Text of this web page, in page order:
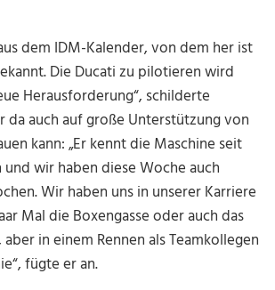
dem IDM-Kalender, von dem her ist
Die Ducati zu pilotieren wird
Herausforderung“, schilderte
da auch auf große Unterstützung von
kann: „Er kennt die Maschine seit
und wir haben diese Woche auch
Wir haben uns in unserer Karriere
Mal die Boxengasse oder auch das
in einem Rennen als Teamkollegen
fügte er an.